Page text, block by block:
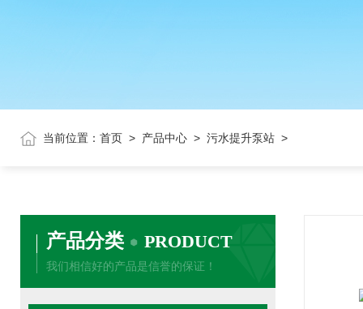
当前位置： 首页 > 产品中心 > 污水提升泵站 >
产品分类 PRODUCT
我们相信好的产品是信誉的保证！